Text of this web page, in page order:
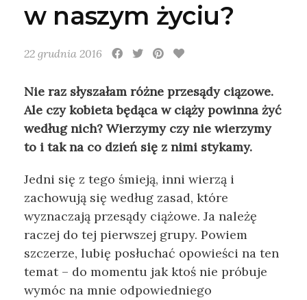
w naszym życiu?
22 grudnia 2016
Nie raz słyszałam różne przesądy ciązowe.
Ale czy kobieta będąca w ciąży powinna żyć
według nich? Wierzymy czy nie wierzymy
to i tak na co dzień się z nimi stykamy.
Jedni się z tego śmieją, inni wierzą i
zachowują się według zasad, które
wyznaczają przesądy ciążowe. Ja należę
raczej do tej pierwszej grupy. Powiem
szczerze, lubię posłuchać opowieści na ten
temat – do momentu jak ktoś nie próbuje
wymóc na mnie odpowiedniego